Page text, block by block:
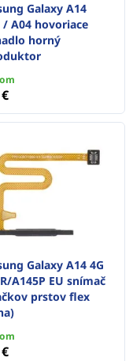
Galaxy A14
/ A04 hovoriace
horný
Galaxy A14 4G
A145P EU snímač
prstov flex